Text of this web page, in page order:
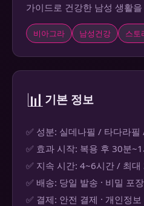
가이드로 건강한 남성 생활
비아그라 남성건강 스토
📊기본 정보
✅ 성분: 실데나필 / 타다라필
✅ 효과 시작: 복용 후 30분
✅ 지속 시간: 4~6시간 / 최
✅ 배송: 당일 발송 · 비밀 포장
✅ 결제: 안전 결제 · 개인정보